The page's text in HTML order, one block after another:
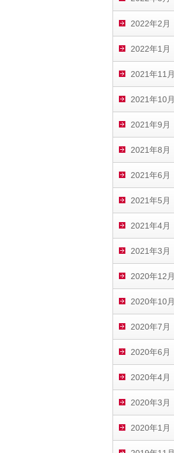
2022年2月
2022年1月
2021年11月
2021年10月
2021年9月
2021年8月
2021年6月
2021年5月
2021年4月
2021年3月
2020年12月
2020年10月
2020年7月
2020年6月
2020年4月
2020年3月
2020年1月